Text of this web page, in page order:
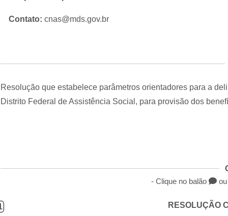
Contato: cnas@mds.gov.br
Resolução que estabelece parâmetros orientadores para a
Distrito Federal de Assistência Social, para provisão dos
- Clique no balão
RESOLUÇÃO